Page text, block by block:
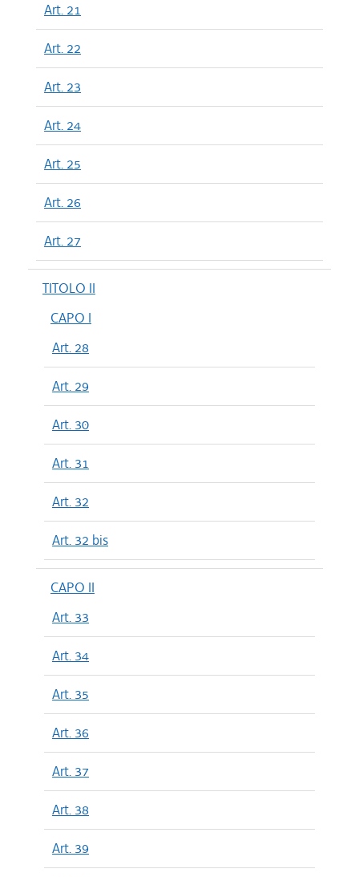
Art. 21
Art. 22
Art. 23
Art. 24
Art. 25
Art. 26
Art. 27
TITOLO II
CAPO I
Art. 28
Art. 29
Art. 30
Art. 31
Art. 32
Art. 32 bis
CAPO II
Art. 33
Art. 34
Art. 35
Art. 36
Art. 37
Art. 38
Art. 39